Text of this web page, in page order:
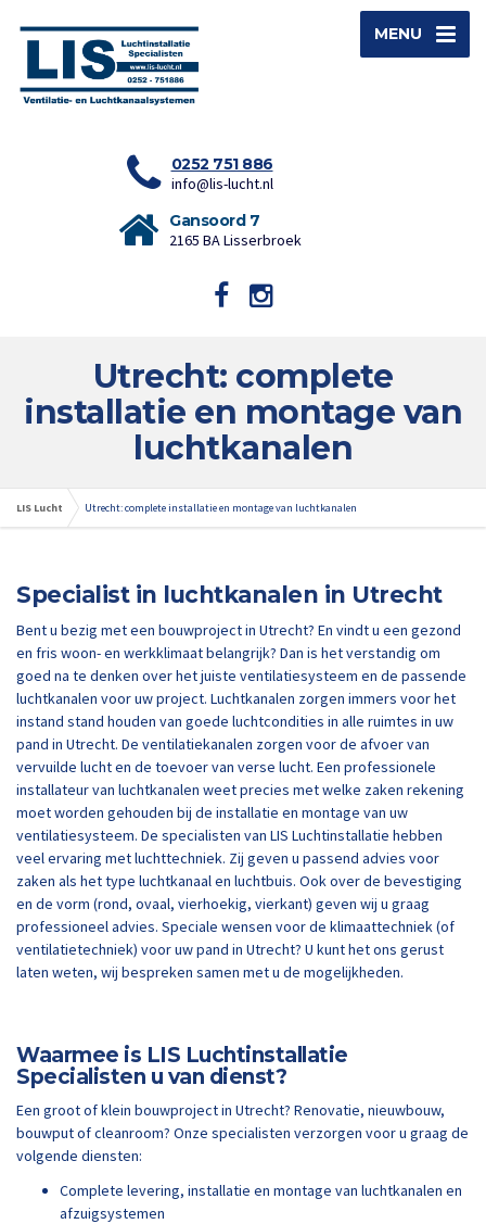
MENU
0252 751 886
info@lis-lucht.nl
Gansoord 7
2165 BA Lisserbroek
Utrecht: complete
installatie en montage van
luchtkanalen
LIS Lucht Utrecht: complete installatie en montage van luchtkanalen
Specialist in luchtkanalen in Utrecht
Bent u bezig met een bouwproject in Utrecht? En vindt u een gezond
en fris woon- en werkklimaat belangrijk? Dan is het verstandig om
goed na te denken over het juiste ventilatiesysteem en de passende
luchtkanalen voor uw project. Luchtkanalen zorgen immers voor het
instand stand houden van goede luchtcondities in alle ruimtes in uw
pand in Utrecht. De ventilatiekanalen zorgen voor de afvoer van
vervuilde lucht en de toevoer van verse lucht. Een professionele
installateur van luchtkanalen weet precies met welke zaken rekening
moet worden gehouden bij de installatie en montage van uw
ventilatiesysteem. De specialisten van LIS Luchtinstallatie hebben
veel ervaring met luchttechniek. Zij geven u passend advies voor
zaken als het type luchtkanaal en luchtbuis. Ook over de bevestiging
en de vorm (rond, ovaal, vierhoekig, vierkant) geven wij u graag
professioneel advies. Speciale wensen voor de klimaattechniek (of
ventilatietechniek) voor uw pand in Utrecht? U kunt het ons gerust
laten weten, wij bespreken samen met u de mogelijkheden.
Waarmee is LIS Luchtinstallatie
Specialisten u van dienst?
Een groot of klein bouwproject in Utrecht? Renovatie, nieuwbouw,
bouwput of cleanroom? Onze specialisten verzorgen voor u graag de
volgende diensten:
Complete levering, installatie en montage van luchtkanalen en
afzuigsystemen